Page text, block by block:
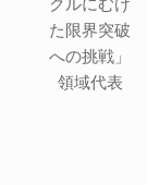
た限界突破
への挑戦」
領域代表